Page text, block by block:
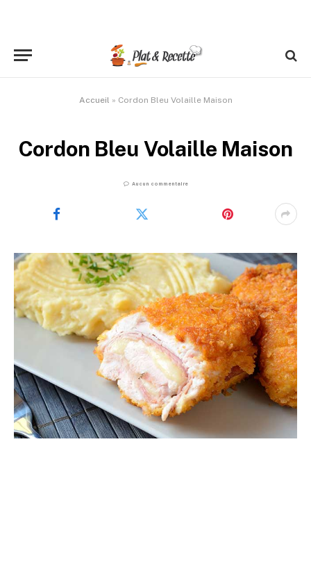
Accueil » Cordon Bleu Volaille Maison
Cordon Bleu Volaille Maison
Aucun commentaire